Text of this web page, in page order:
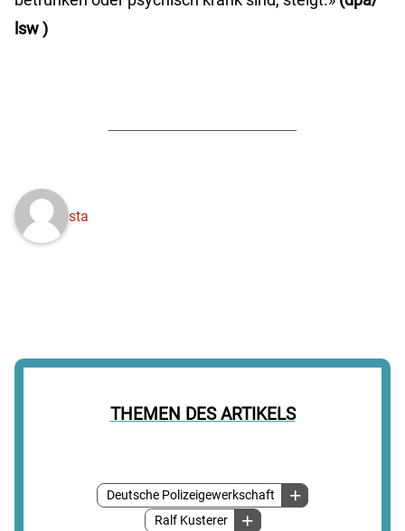
THEMEN DES ARTIKELS
Deutsche Polizeigewerkschaft
Ralf Kusterer
lsw)
sta